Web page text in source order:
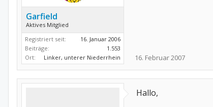
Garfield
Aktives Mitglied
Registriert seit:
16. Januar 2006
Beiträge:
1.553
Ort:
Linker, unterer Niederrhein 16. Februar 2007
Hallo,